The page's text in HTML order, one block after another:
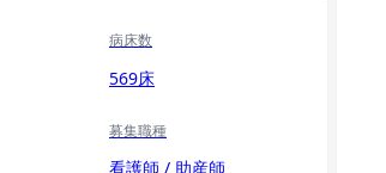
病床数
569床
募集職種
看護師 / 助産師